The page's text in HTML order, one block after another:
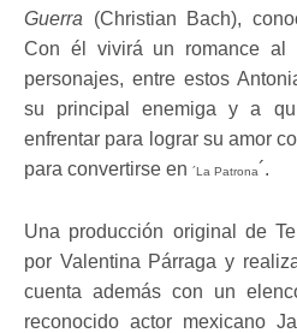
Guerra (Christian Bach),
Con él vivirá un romance al
personajes, entre estos
su principal enemiga y a
enfrentar para lograr su amor
para convertirse en ´La Patrona´.
Una producción original de
por Valentina Párraga y
cuenta además con un
reconocido actor mexicano